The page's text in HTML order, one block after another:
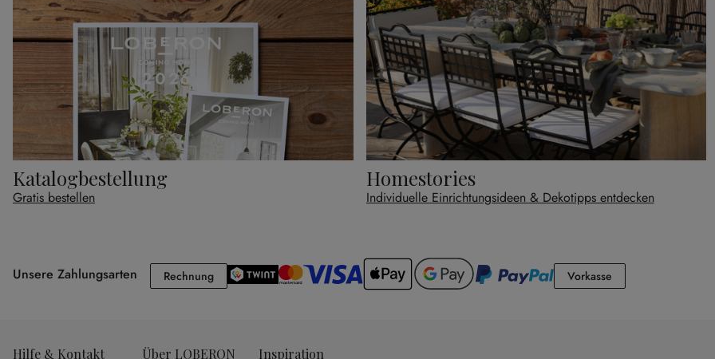
Katalogbestellung
Gratis bestellen
Homestories
Individuelle Einrichtungsideen & Dekotipps entdecken
Unsere Zahlungsarten RechnungRechnung VorkasseVorkasse
Hilfe & Kontakt Über LOBERON Inspiration